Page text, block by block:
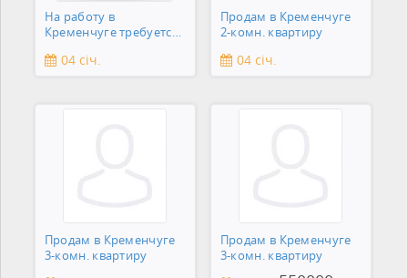
На работу в
Кременчуге требуется
04 січ.
Продам в Кременчуге
2-комн. квартиру
04 січ.
Продам в Кременчуге
3-комн. квартиру
Продам в Кременчуге
3-комн. квартиру